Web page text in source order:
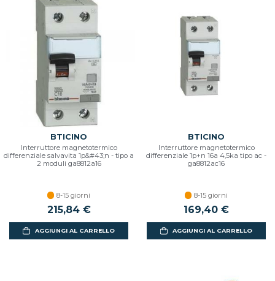
BTICINO
Interruttore magnetotermico
differenziale salvavita 1p&#43;n - tipo a
2 moduli ga8812a16
8-15 giorni
215,84 €
AGGIUNGI AL CARRELLO
BTICINO
Interruttore magnetotermico
differenziale 1p+n 16a 4,5ka tipo ac -
ga8812ac16
8-15 giorni
169,40 €
AGGIUNGI AL CARRELLO